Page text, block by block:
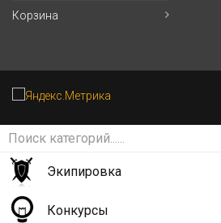
Корзина
Экипировка
Конкурсы